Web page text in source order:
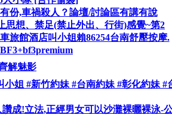
份,車禍殺人？論壇/討論區有講有說
思想、禁足(禁止外出、行街)感覺~第2
旅館酒店叫小姐賴86254台南舒壓按摩.
解魅影
姐 #新竹約妹 #台南約妹 #彰化約妹 #
成!立法,正經男女可以沙灘裸曬裸泳-